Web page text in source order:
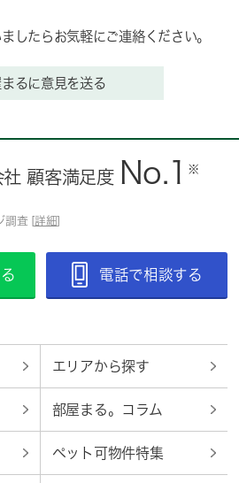
したらお気軽にご連絡ください。
るに意見を送る
顧客満足度 No.1 ※
査 [ 詳細
電話で相談する
エリアから探す
部屋まる。コラム
ペット可物件特集